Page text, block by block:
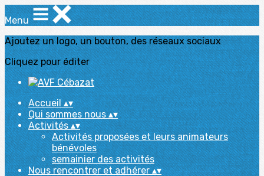
Menu
Ajoutez un logo, un bouton, des réseaux sociaux
Cliquez pour éditer
Accueil▴▾
Qui sommes nous▴▾
Activités▴▾
Activités proposées et leurs animateurs
bénévoles
semainier des activités
Nous rencontrer et adhérer▴▾